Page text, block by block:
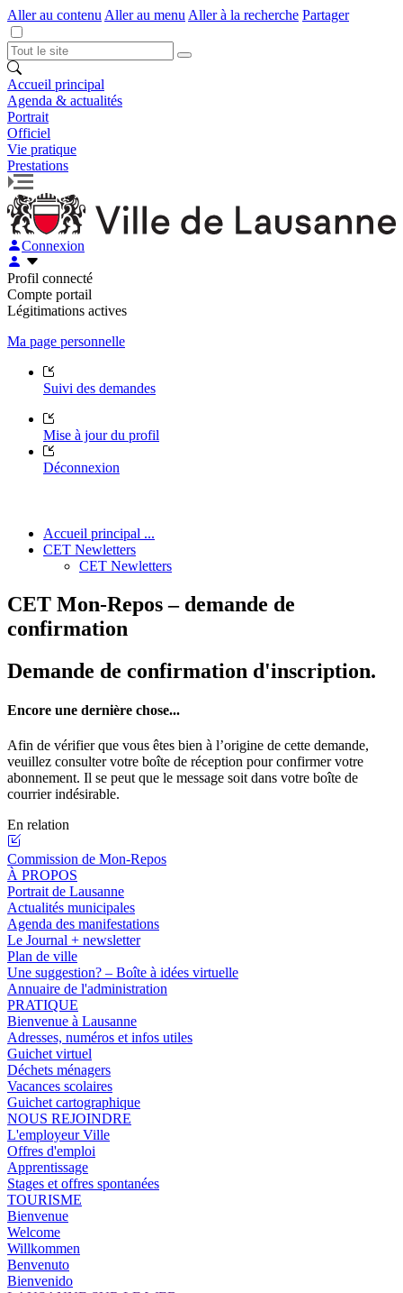
Aller au contenu Aller au menu Aller à la recherche Partager
Accueil principal
Agenda & actualités
Portrait
Officiel
Vie pratique
Prestations
Connexion
Profil connecté
Compte portail
Légitimations actives
Ma page personnelle
Suivi des demandes
Mise à jour du profil
Déconnexion
Accueil principal ...
CET Newletters
CET Newletters
CET Mon-Repos – demande de
confirmation
Demande de confirmation d'inscription.
Encore une dernière chose...
Afin de vérifier que vous êtes bien à l’origine de cette demande,
veuillez consulter votre boîte de réception pour confirmer votre
abonnement. Il se peut que le message soit dans votre boîte de
courrier indésirable.
En relation
Commission de Mon-Repos
À PROPOS
Portrait de Lausanne
Actualités municipales
Agenda des manifestations
Le Journal + newsletter
Plan de ville
Une suggestion? – Boîte à idées virtuelle
Annuaire de l'administration
PRATIQUE
Bienvenue à Lausanne
Adresses, numéros et infos utiles
Guichet virtuel
Déchets ménagers
Vacances scolaires
Guichet cartographique
NOUS REJOINDRE
L'employeur Ville
Offres d'emploi
Apprentissage
Stages et offres spontanées
TOURISME
Bienvenue
Welcome
Willkommen
Benvenuto
Bienvenido